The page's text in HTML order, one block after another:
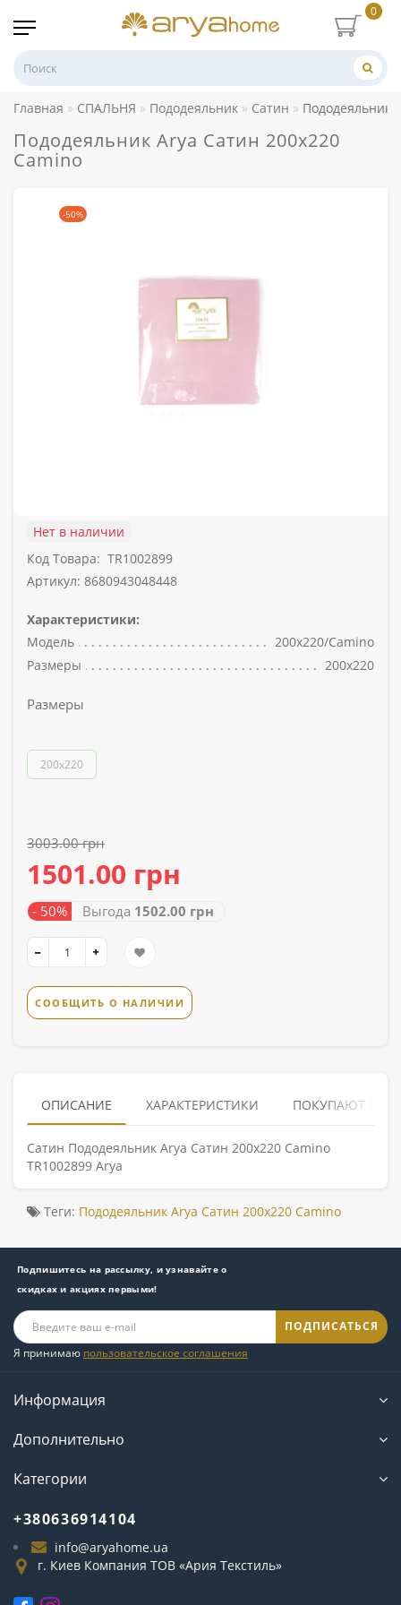
0
Главная СПАЛЬНЯ Пододеяльник Сатин Пододеяльник
Пододеяльник Arya Сатин 200x220
Camino
-50%
Нет в наличии
Код Товара: TR1002899
Артикул: 8680943048448
Характеристики:
Модель
200x220/Camino
Размеры
200x220
Размеры
200x220
3003.00 грн
1501.00 грн
- 50% Выгода 1502.00 грн
СООБЩИТЬ О НАЛИЧИИ
ОПИСАНИЕ ХАРАКТЕРИСТИКИ ПОКУПАЮТ
Сатин Пододеяльник Arya Сатин 200x220 Camino
TR1002899 Arya
Теги: Пододеяльник Arya Сатин 200x220 Camino
Подпишитесь на рассылку, и узнавайте о
скидках и акциях первыми!
ПОДПИСАТЬСЯ
Я принимаю пользовательское соглашения
Информация
Дополнительно
Категории
+380636914104
info@aryahome.ua
г. Киев Компания ТОВ «Ария Текстиль»